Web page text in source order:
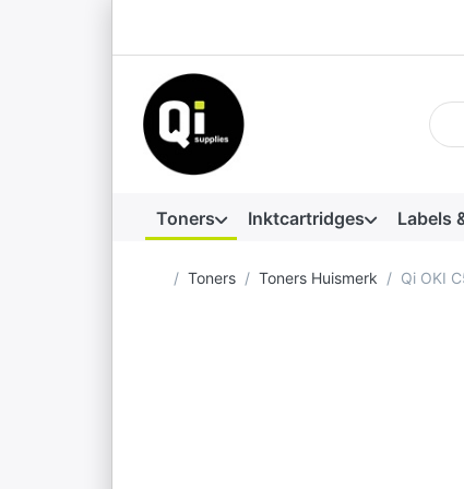
Toners Inktcartridges Labels
Startpagina
Toners Toners Huismerk Qi OKI